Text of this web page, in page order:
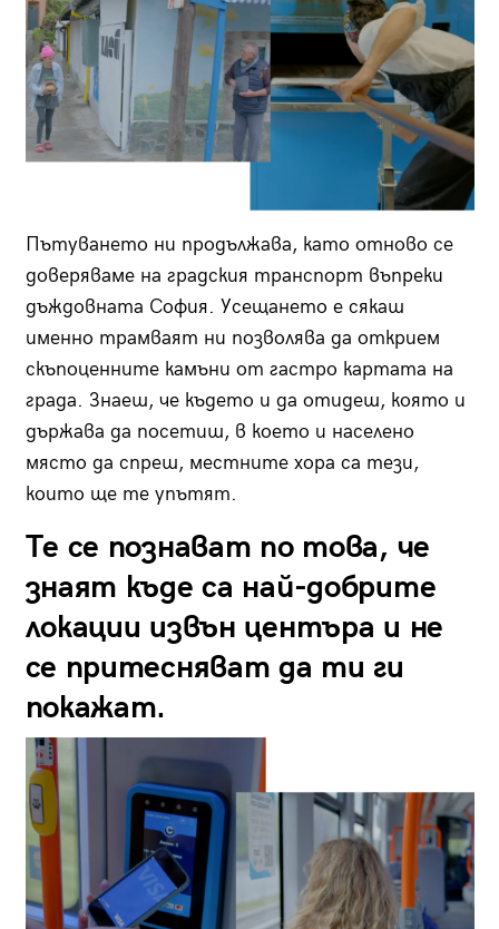
Пътуването ни продължава, като отново се
доверяваме на градския транспорт въпреки
дъждовната София. Усещането е сякаш
именно трамваят ни позволява да открием
скъпоценните камъни от гастро картата на
града. Знаеш, че където и да отидеш, която и
държава да посетиш, в което и населено
място да спреш, местните хора са тези,
които ще те упътят.
Те се познават по това, че
знаят къде са най-добрите
локации извън центъра и не
се притесняват да ти ги
покажат.